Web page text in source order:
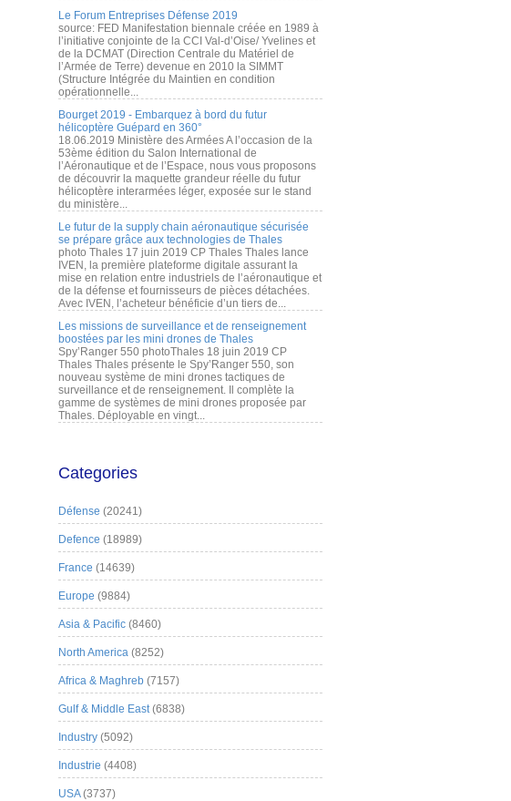
Le Forum Entreprises Défense 2019
source: FED Manifestation biennale créée en 1989 à
l’initiative conjointe de la CCI Val-d’Oise/ Yvelines et
de la DCMAT (Direction Centrale du Matériel de
l’Armée de Terre) devenue en 2010 la SIMMT
(Structure Intégrée du Maintien en condition
opérationnelle...
Bourget 2019 - Embarquez à bord du futur
hélicoptère Guépard en 360°
18.06.2019 Ministère des Armées A l’occasion de la
53ème édition du Salon International de
l’Aéronautique et de l’Espace, nous vous proposons
de découvrir la maquette grandeur réelle du futur
hélicoptère interarmées léger, exposée sur le stand
du ministère...
Le futur de la supply chain aéronautique sécurisée
se prépare grâce aux technologies de Thales
photo Thales 17 juin 2019 CP Thales Thales lance
IVEN, la première plateforme digitale assurant la
mise en relation entre industriels de l’aéronautique et
de la défense et fournisseurs de pièces détachées.
Avec IVEN, l’acheteur bénéficie d’un tiers de...
Les missions de surveillance et de renseignement
boostées par les mini drones de Thales
Spy’Ranger 550 photoThales 18 juin 2019 CP
Thales Thales présente le Spy’Ranger 550, son
nouveau système de mini drones tactiques de
surveillance et de renseignement. Il complète la
gamme de systèmes de mini drones proposée par
Thales. Déployable en vingt...
Categories
Défense (20241)
Defence (18989)
France (14639)
Europe (9884)
Asia & Pacific (8460)
North America (8252)
Africa & Maghreb (7157)
Gulf & Middle East(6838)
Industry (5092)
Industrie (4408)
USA(3737)